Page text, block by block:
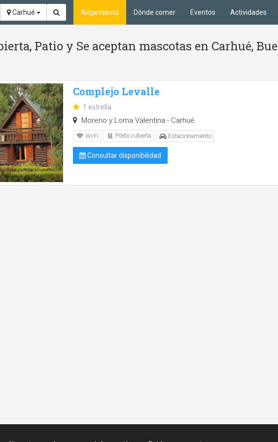
Carhué Alojamiento Dónde comer Eventos Actividades
Patio y Se aceptan mascotas en Carhué,
Complejo Levalle
1 estrella
Moreno y Loma Valentina - Carhué
Wi-Fi Pileta cubierta Estacionamiento
Consultar disponibilidad